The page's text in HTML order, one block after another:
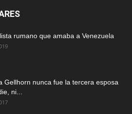
rumano que amaba a Venezuela
Gellhorn nunca fue la tercera esposa
ni...